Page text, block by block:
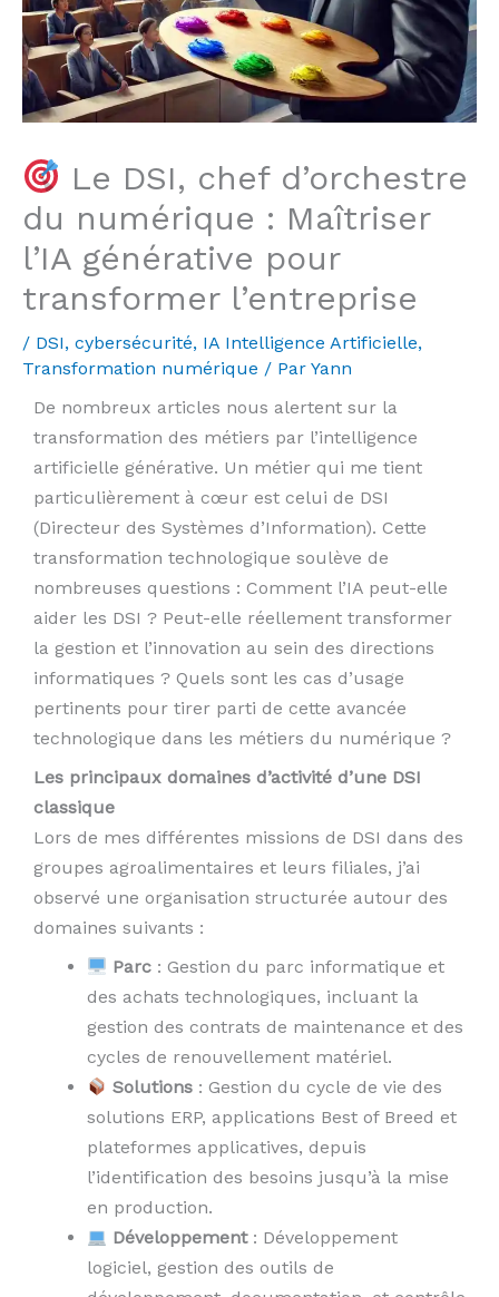
Le DSI, chef d’orchestre
du numérique : Maîtriser
l’IA générative pour
transformer l’entreprise
/ DSI, cybersécurité, IA Intelligence Artificielle,
Transformation numérique / Par Yann
De nombreux articles nous alertent sur la
transformation des métiers par l’intelligence
artificielle générative. Un métier qui me tient
particulièrement à cœur est celui de DSI
(Directeur des Systèmes d’Information). Cette
transformation technologique soulève de
nombreuses questions : Comment l’IA peut-elle
aider les DSI ? Peut-elle réellement transformer
la gestion et l’innovation au sein des directions
informatiques ? Quels sont les cas d’usage
pertinents pour tirer parti de cette avancée
technologique dans les métiers du numérique ?
Les principaux domaines d’activité d’une DSI
classique
Lors de mes différentes missions de DSI dans des
groupes agroalimentaires et leurs filiales, j’ai
observé une organisation structurée autour des
domaines suivants :
Parc : Gestion du parc informatique et
des achats technologiques, incluant la
gestion des contrats de maintenance et des
cycles de renouvellement matériel.
Solutions : Gestion du cycle de vie des
solutions ERP, applications Best of Breed et
plateformes applicatives, depuis
l’identification des besoins jusqu’à la mise
en production.
Développement: Développement
logiciel, gestion des outils de